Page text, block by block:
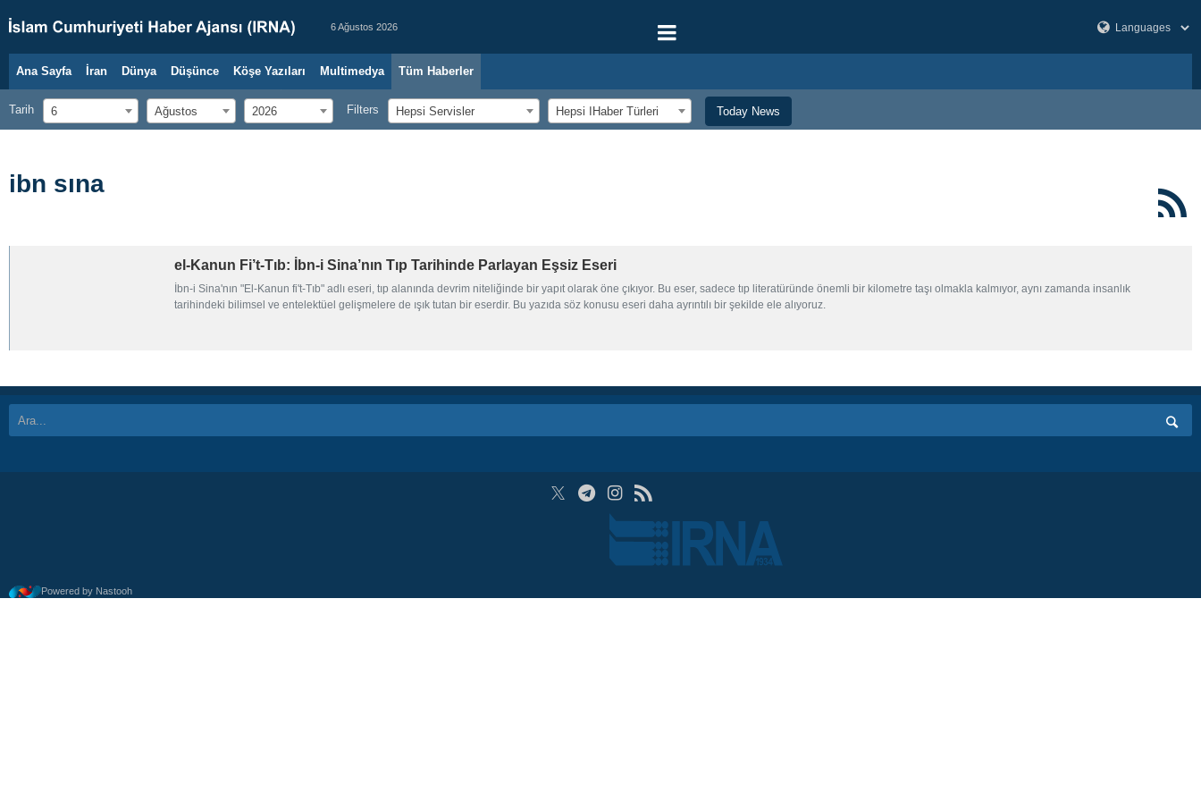
6 Ağustos 2026
Ana Sayfa İran Dünya Düşünce Köşe Yazıları Multimedya Tüm Haberler
Tarih 6 Ağustos 2026 Filters Hepsi Servisler Hepsi اHaber Türleri Today News
ibn sına
el-Kanun Fi’t-Tıb: İbn-i Sina’nın Tıp Tarihinde Parlayan Eşsiz Eseri
İbn-i Sina'nın "El-Kanun fi't-Tıb" adlı eseri, tıp alanında devrim niteliğinde bir yapıt olarak öne çıkıyor. Bu eser, sadece tıp literatüründe önemli bir kilometre taşı olmakla kalmıyor, aynı zamanda insanlık
tarihindeki bilimsel ve entelektüel gelişmelere de ışık tutan bir eserdir. Bu yazıda söz konusu eseri daha ayrıntılı bir şekilde ele alıyoruz.
Powered by Nastooh